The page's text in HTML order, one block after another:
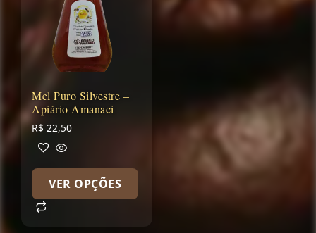
Mel Puro Silvestre –
Apiário Amanaci
R$ 22,50
VER OPÇÕES